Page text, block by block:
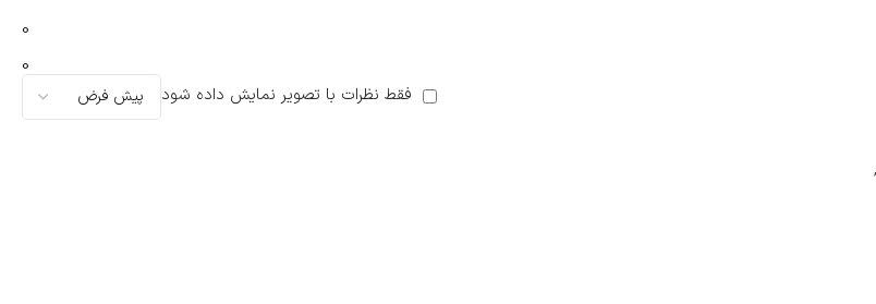
0
0
فقط نظرات با تصویر نمایش داده شود